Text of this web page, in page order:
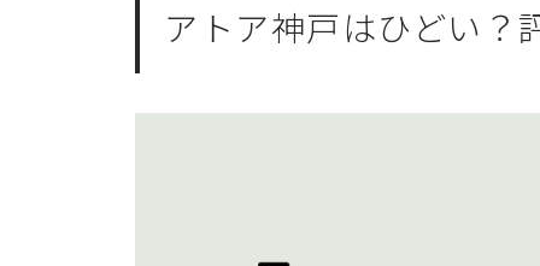
アトア神戸はひどい？